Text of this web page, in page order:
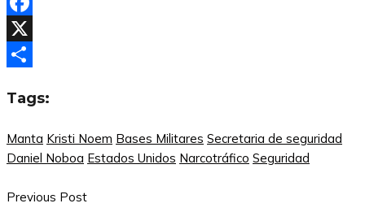
Facebook
X
Tags:
Manta Kristi Noem Bases Militares Secretaria de seguridad
Daniel Noboa Estados Unidos Narcotráfico Seguridad
Previous Post